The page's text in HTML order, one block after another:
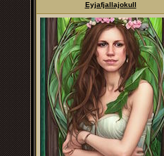
Eyjafjallajokull